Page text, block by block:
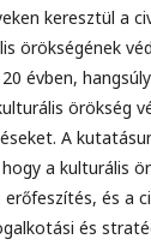
keresztül a
örökségének
évben,
örökség
A
a kulturális
és a
és